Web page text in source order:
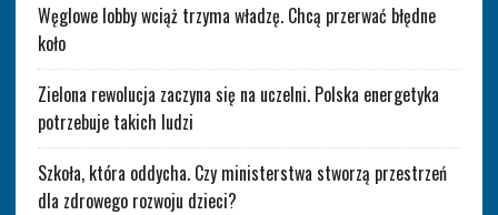
Węglowe lobby wciąż trzyma władzę. Chcą przerwać błędne
koło
Zielona rewolucja zaczyna się na uczelni. Polska energetyka
potrzebuje takich ludzi
Szkoła, która oddycha. Czy ministerstwa stworzą przestrzeń
dla zdrowego rozwoju dzieci?